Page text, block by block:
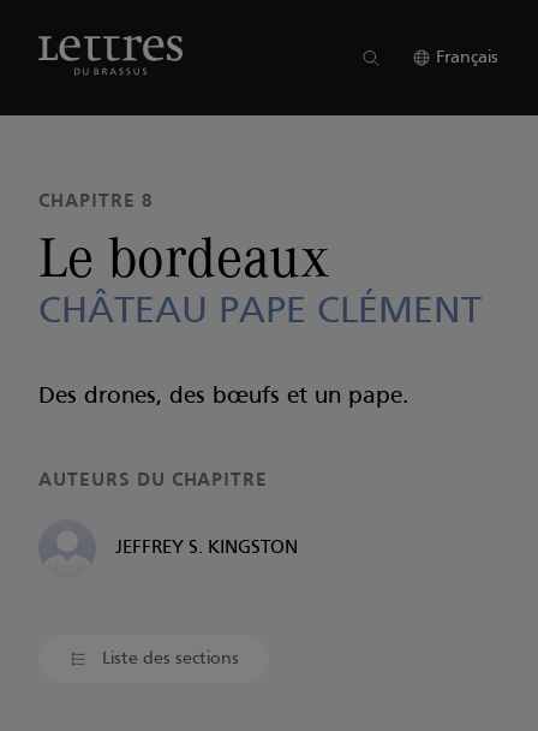
Français
CHAPITRE 8
Le bordeaux
CHÂTEAU PAPE CLÉMENT
Des drones, des bœufs et un pape.
AUTEURS DU CHAPITRE
JEFFREY S. KINGSTON
Liste des sections